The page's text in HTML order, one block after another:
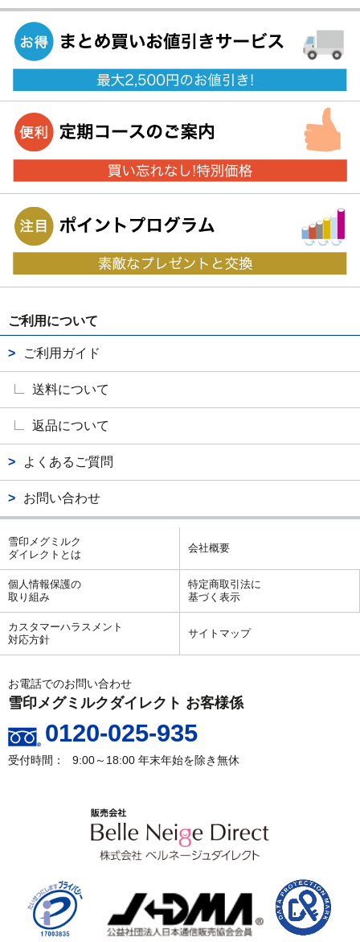
ご利用について
ご利用ガイド
送料について
返品について
よくあるご質問
お問い合わせ
雪印メグミルク
ダイレクトとは
会社概要
個人情報保護の
取り組み
特定商取引法に
基づく表示
カスタマーハラスメント
対応方針
サイトマップ
お電話でのお問い合わせ
雪印メグミルクダイレクト お客様係
0120-025-935
9:00～18:00 年末年始を除き無休